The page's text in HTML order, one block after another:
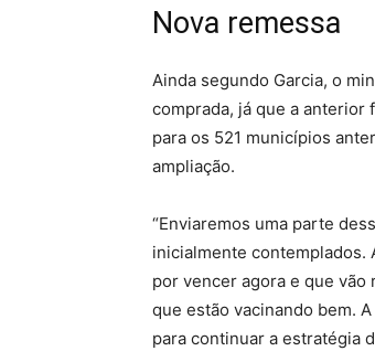
Nova remessa
Ainda segundo Garcia, o
comprada, já que a
para os 521 municípios
ampliação.
“Enviaremos uma parte
inicialmente contemplados.
por vencer agora e que
que estão vacinando bem.
para continuar a estratégia